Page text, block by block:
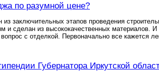
по разумной цене?
заключительных этапов проведения
и сделан из высококачественных материалов.
с отделкой. Первоначально все кажется
Губернатора Иркутской